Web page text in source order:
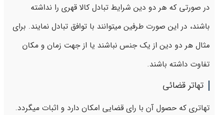
در صورتی که هر دو دین شرایط تبادل کالا قهری را نداشته
باشند، در این صورت طرفین میتوانند با توافق تبادل نمایند. برای
مثال هر دو دین از یک جنس نباشند یا از جهت زمان و مکان
تفاوت داشته باشند.
تهاتر قضائی
تهاتری که حصول آن با رای قضایی امکان دارد و اثبات میگردد.